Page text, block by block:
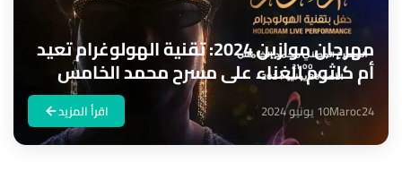
مهرجان موازين 2024: تقنية الهولوغرام تعيد
أم كلثوم للغناء على مسرح محمد الخامس
Maroc2410 يونيو 2024 اقرأ المزيد